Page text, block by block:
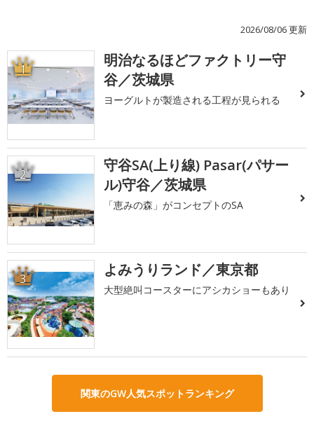
2026/08/06 更新
1
明治なるほどファクトリー守
谷／茨城県
ヨーグルトが製造される工程が見られる
2
守谷SA(上り線) Pasar(パサー
ル)守谷／茨城県
「恵みの森」がコンセプトのSA
3 よみうりランド／東京都
大型絶叫コースターにアシカショーもあり
関東のGW人気スポットランキング